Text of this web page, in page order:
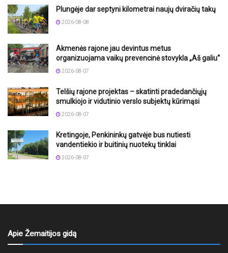
Plungėje dar septyni kilometrai naujų dviračių takų
2026-08-08
Akmenės rajone jau devintus metus
organizuojama vaikų prevencinė stovykla „Aš galiu“
2026-08-07
Telšių rajone projektas – skatinti pradedančiųjų
smulkiojo ir vidutinio verslo subjektų kūrimąsi
2026-08-07
Kretingoje, Penkininkų gatvėje bus nutiesti
vandentiekio ir buitinių nuotekų tinklai
2026-08-07
Apie Žemaitijos gidą